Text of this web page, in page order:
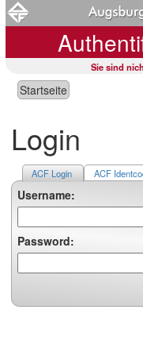
Sie sind
Startseite
Login
ACF Login ACF
Username:
Password: